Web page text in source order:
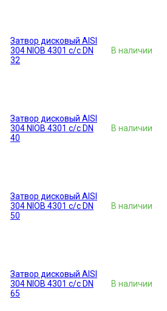
Затвор дисковый AISI
304 NIOB 4301 с/с DN
32
В наличии
Затвор дисковый AISI
304 NIOB 4301 с/с DN
40
В наличии
Затвор дисковый AISI
304 NIOB 4301 с/с DN
50
В наличии
Затвор дисковый AISI
304 NIOB 4301 с/с DN
65
В наличии